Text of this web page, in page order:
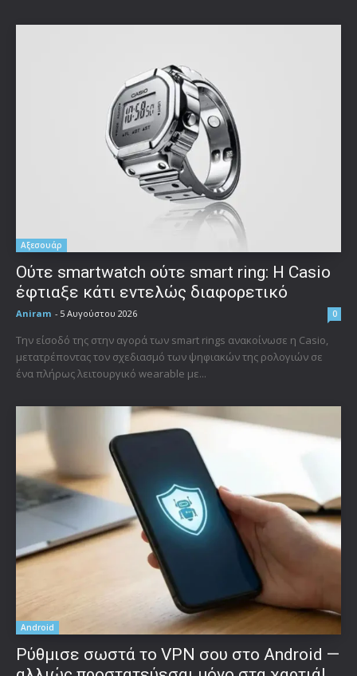
Αξεσουάρ
Ούτε smartwatch ούτε smart ring: Η Casio
έφτιαξε κάτι εντελώς διαφορετικό
Aniram - 5 Αυγούστου 2026 0
Την είσοδό της στην αγορά των smart rings ανακοίνωσε η Casio,
μετατρέποντας τον σχεδιασμό των ψηφιακών της ρολογιών σε
ένα πλήρως λειτουργικό wearable με...
Android
Ρύθμισε σωστά το VPN σου στο Android —